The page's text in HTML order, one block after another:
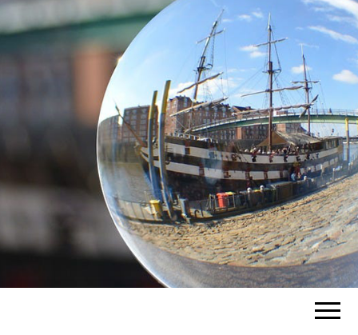
BREMEN SO
GESEHEN